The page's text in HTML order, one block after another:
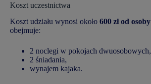
Koszt uczestnictwa
Koszt udziału wynosi około 600 zł od osoby
obejmuje:
2 noclegi w pokojach dwuosobowych,
2 śniadania,
wynajem kajaka.